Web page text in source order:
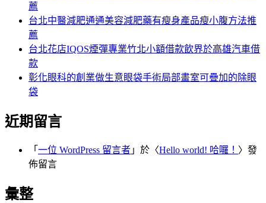
薦
台北中醫減肥通通美容減肥藥有瘦身產品瘦小腹方法推
薦
台北花店IQOS煙彈專業竹北小額借款飲界於高雄汽車借
款
彰化眼科的創業做生意眼袋手術局部畫室可疊加的除眼
袋
近期留言
「 一位 WordPress 留言者 」於〈Hello world! 哈囉！ 〉發
佈留言
彙整